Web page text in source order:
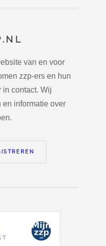
van en voor
zzp-ers en hun
in contact. Wij
en informatie over